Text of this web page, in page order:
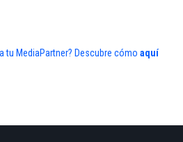
tu MediaPartner? Descubre cómo aquí